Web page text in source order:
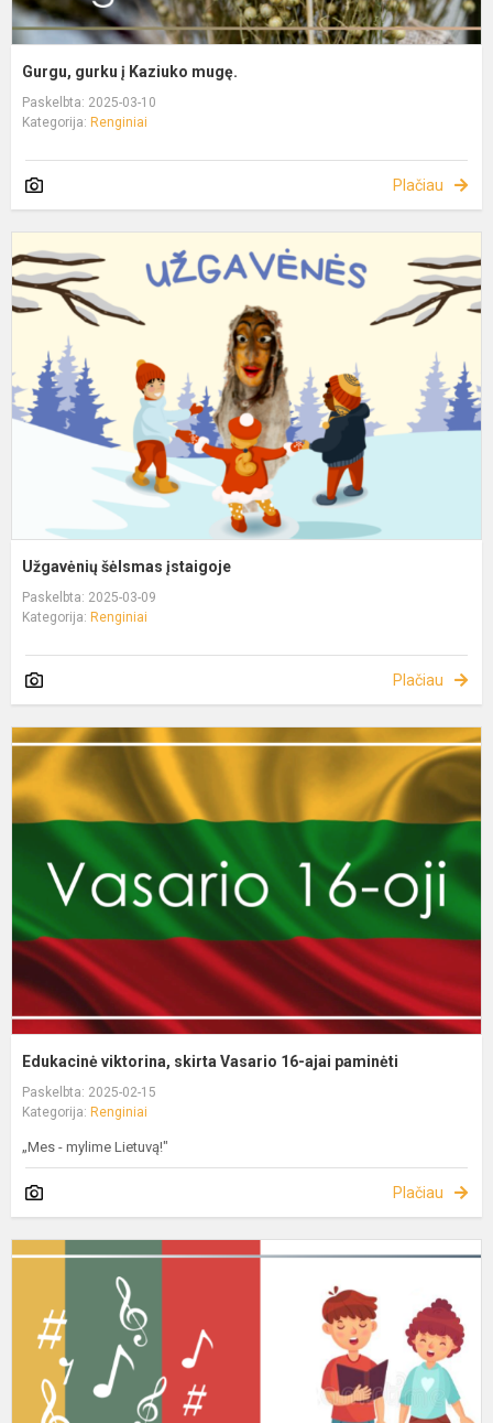
Gurgu, gurku į Kaziuko mugę.
Paskelbta: 2025-03-10
Kategorija: Renginiai
Plačiau
Užgavėnių šėlsmas įstaigoje
Paskelbta: 2025-03-09
Kategorija: Renginiai
Plačiau
Edukacinė viktorina, skirta Vasario 16-ajai paminėti
Paskelbta: 2025-02-15
Kategorija: Renginiai
„Mes - mylime Lietuvą!"
Plačiau